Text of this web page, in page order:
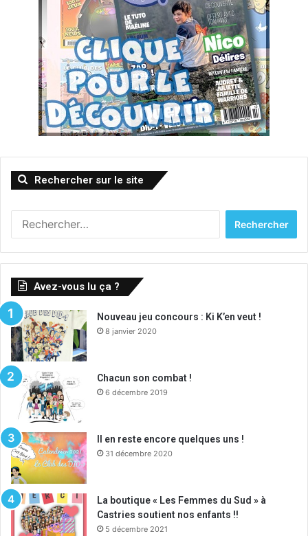
Rechercher sur le site
Avez-vous lu ça ?
Nouveau jeu concours : Ki K’en veut !
8 janvier 2020
Chacun son combat !
6 décembre 2019
Il en reste encore quelques uns !
31 décembre 2020
La boutique « Les Femmes du Sud » à
Castries soutient nos enfants !!
5 décembre 2021